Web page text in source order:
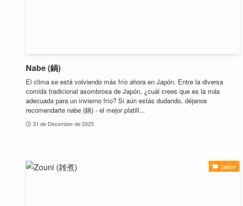
Nabe (鍋)
El clima se está volviendo más frío ahora en Japón. Entre la diversa
comida tradicional asombrosa de Japón, ¿cuál crees que es la más
adecuada para un invierno frío? Si aún estás dudando, déjanos
recomendarte nabe (鍋) - el mejor platill...
31 de December de 2025
Japón